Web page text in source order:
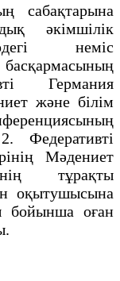
әкiмшілiк
немiс
Германия
және бiлiм
Мәдениет
тұрақты
оқытушысына
бойынша оған